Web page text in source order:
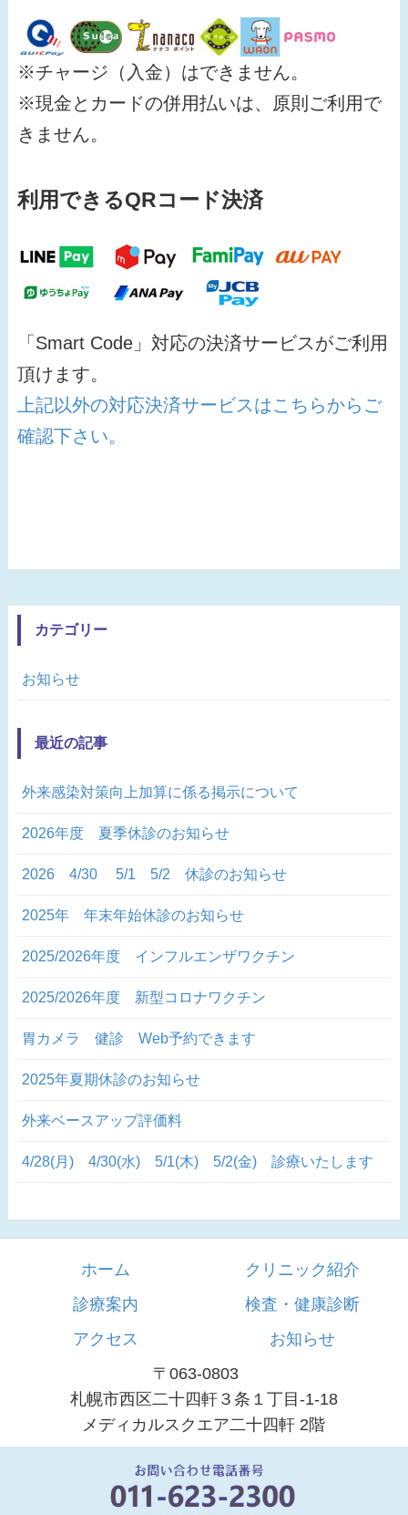
※チャージ（入金）はできません。
※現金とカードの併用払いは、原則ご利用で
きません。
利用できるQRコード決済
「Smart Code」対応の決済サービスがご利用
頂けます。
上記以外の対応決済サービスはこちらからご
確認下さい。
カテゴリー
お知らせ
最近の記事
外来感染対策向上加算に係る掲示について
2026年度 夏季休診のお知らせ
2026 4/30 5/1 5/2 休診のお知らせ
2025年 年末年始休診のお知らせ
2025/2026年度 インフルエンザワクチン
2025/2026年度 新型コロナワクチン
胃カメラ 健診 Web予約できます
2025年夏期休診のお知らせ
外来ベースアップ評価料
4/28(月) 4/30(水) 5/1(木) 5/2(金) 診療いたします
ホーム
クリニック紹介
診療案内
検査・健康診断
アクセス
お知らせ
〒063-0803
札幌市西区二十四軒３条１丁目-1-18
メディカルスクエア二十四軒 2階